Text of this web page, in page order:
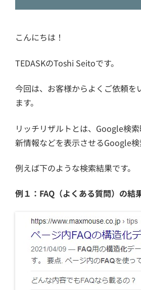
こんにちは！
TEDASKのToshi Seitoです。
今回は、お客様からよくご依頼
ます。
リッチリザルトとは、Google検
新情報などを表示させるGoogle
例えば下のような検索結果です。
例１：FAQ（よくある質問）の結